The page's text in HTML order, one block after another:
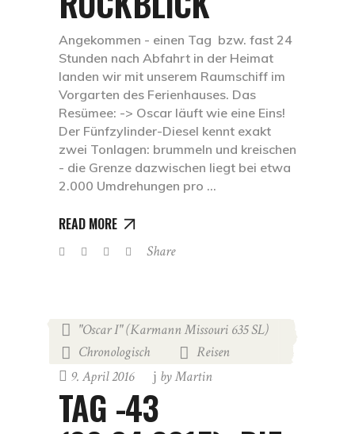
Angekommen - einen Tag bzw. fast 24
Stunden nach Abfahrt in der Heimat
landen wir mit unserem Raumschiff im
Vorgarten des Ferienhauses. Das
Resümee: -> Oscar läuft wie eine Eins!
Der Fünfzylinder-Diesel kennt exakt
zwei Tonlagen: brummeln und kreischen
- die Grenze dazwischen liegt bei etwa
2.000 Umdrehungen pro
READ MORE
Share
"Oscar I" (Karmann Missouri 635 SL)
Chronologisch
Reisen
9. April 2016
byMartin
TAG -43